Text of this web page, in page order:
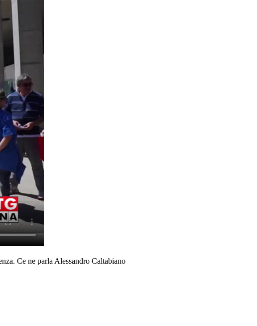
Ce ne parla Alessandro Caltabiano